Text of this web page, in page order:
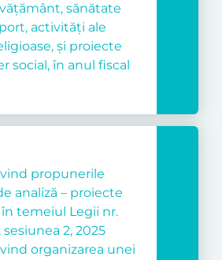
sănătate
activități ale
și proiecte
social, în anul fiscal
propunerile
analiză – proiecte
temeiul Legii nr.
2, 2025
organizarea unei